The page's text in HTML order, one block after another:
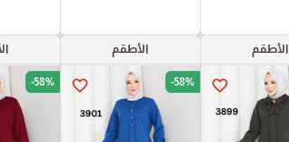
الأطقم
favorite_border
الأطقم
favorite_border -58%
-58%